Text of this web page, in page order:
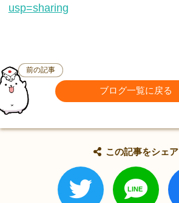
usp=sharing
前の記事
ブログ一覧に戻る
この記事をシェア